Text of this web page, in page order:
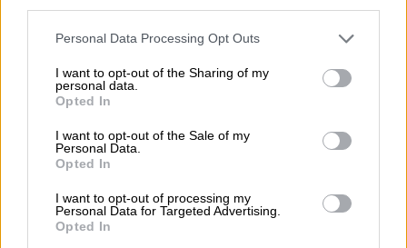
Please note that this website/app uses one or more Google
not limited to your visit or usage behaviour. You may click to
grant or deny consent to Google and its third-party tags to
use your data for below specified purposes in below Google
consent section.
Personal Data Processing Opt Outs
I want to opt-out of the Sharing of my
personal data.
Opted In
I want to opt-out of the Sale of my
Personal Data.
Opted In
I want to opt-out of processing my
Personal Data for Targeted Advertising.
Opted In